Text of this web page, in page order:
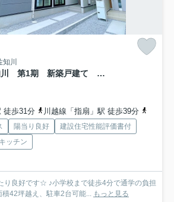
川
さいたま市西区佐知川 第1期 新築戸建て リナージュネクスジー 01
徒歩31分
川越線「指扇」駅 徒歩39分
陽当り良好
建設住宅性能評価書付
ッチン
り良好です☆ ♪小学校まで徒歩4分で通学の負担
♪ 〇敷地面積42坪越え、駐車2台可能... もっと見る